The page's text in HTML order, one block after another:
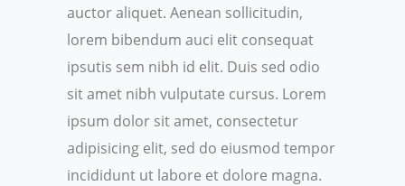
auctor aliquet. Aenean sollicitudin,
lorem bibendum auci elit consequat
ipsutis sem nibh id elit. Duis sed odio
sit amet nibh vulputate cursus. Lorem
ipsum dolor sit amet, consectetur
adipisicing elit, sed do eiusmod tempor
incididunt ut labore et dolore magna.